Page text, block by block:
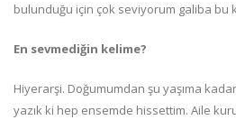
bulunduğu için çok seviyorum galiba bu
En sevmediğin kelime?
Hiyerarşi. Doğumumdan şu yaşıma
yazık ki hep ensemde hissettim. Aile